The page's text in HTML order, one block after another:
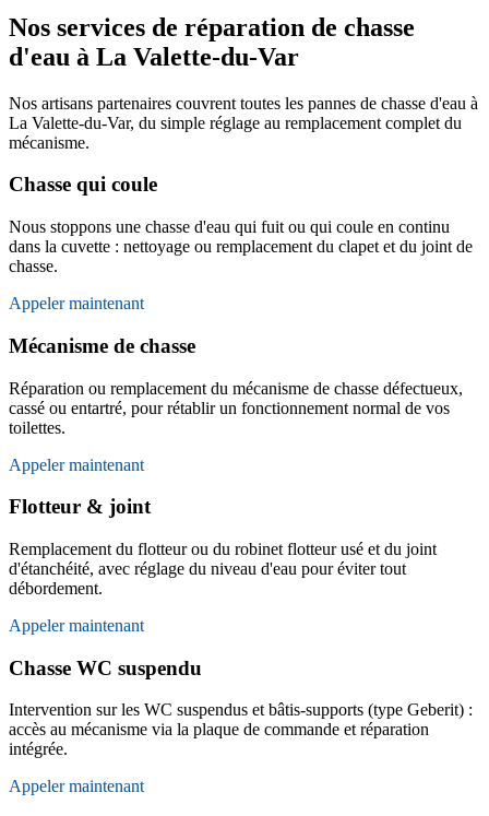
Nos services de réparation de chasse
d'eau à La Valette-du-Var
Nos artisans partenaires couvrent toutes les pannes de chasse d'eau à
La Valette-du-Var, du simple réglage au remplacement complet du
mécanisme.
Chasse qui coule
Nous stoppons une chasse d'eau qui fuit ou qui coule en continu
dans la cuvette : nettoyage ou remplacement du clapet et du joint de
chasse.
Appeler maintenant
Mécanisme de chasse
Réparation ou remplacement du mécanisme de chasse défectueux,
cassé ou entartré, pour rétablir un fonctionnement normal de vos
toilettes.
Appeler maintenant
Flotteur & joint
Remplacement du flotteur ou du robinet flotteur usé et du joint
d'étanchéité, avec réglage du niveau d'eau pour éviter tout
débordement.
Appeler maintenant
Chasse WC suspendu
Intervention sur les WC suspendus et bâtis-supports (type Geberit) :
accès au mécanisme via la plaque de commande et réparation
intégrée.
Appeler maintenant